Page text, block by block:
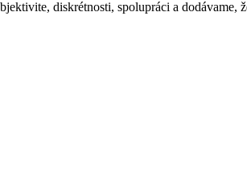
diskrétnosti, spolupráci a dodávame,